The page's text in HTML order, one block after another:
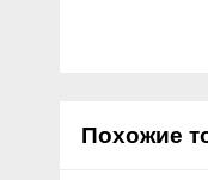
Похожие